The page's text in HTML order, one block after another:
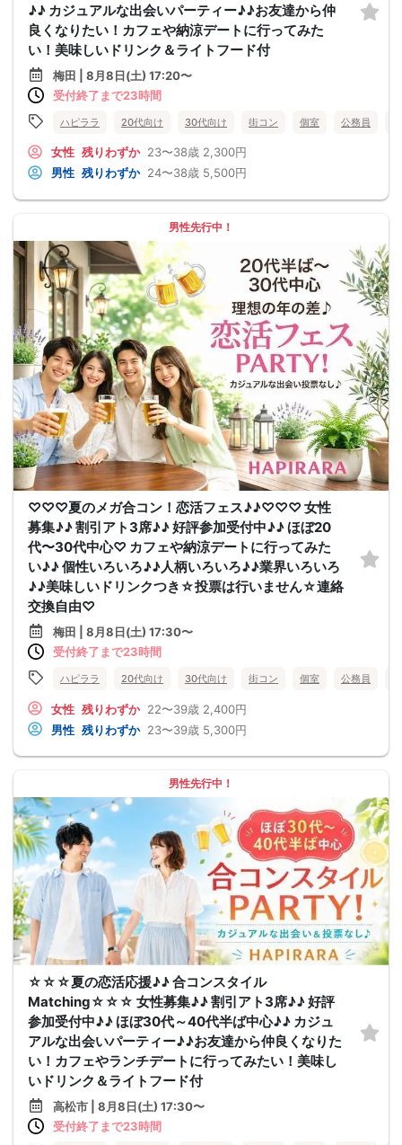
♪♪ カジュアルな出会いパーティー♪♪お友達から仲
良くなりたい！カフェや納涼デートに行ってみた
い！美味しいドリンク＆ライトフード付
梅田 | 8月8日(土) 17:20〜
受付終了まで23時間
ハピララ 20代向け 30代向け 街コン 個室 公務員
女性 残りわずか 23〜38歳 2,300円
男性 残りわずか 24〜38歳 5,500円
男性先行中！
♡♡♡夏のメガ合コン！恋活フェス♪♪♡♡♡ 女性
募集♪♪ 割引アト3席♪♪ 好評参加受付中♪♪ ほぼ20
代〜30代中心♡ カフェや納涼デートに行ってみた
い♪♪ 個性いろいろ♪♪人柄いろいろ♪♪業界いろいろ
♪♪美味しいドリンクつき☆投票は行いません☆連絡
交換自由♡
梅田 | 8月8日(土) 17:30〜
受付終了まで23時間
ハピララ 20代向け 30代向け 街コン 個室 公務員
女性 残りわずか 22〜39歳 2,400円
男性 残りわずか 23〜39歳 5,300円
男性先行中！
☆☆☆夏の恋活応援♪♪ 合コンスタイル
Matching☆☆☆ 女性募集♪♪ 割引アト3席♪♪ 好評
参加受付中♪♪ ほぼ30代～40代半ば中心♪♪ カジュ
アルな出会いパーティー♪♪お友達から仲良くなりた
い！カフェやランチデートに行ってみたい！美味し
いドリンク＆ライトフード付
高松市 | 8月8日(土) 17:30〜
受付終了まで23時間